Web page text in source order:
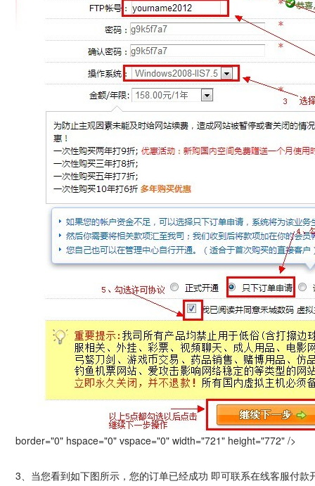
border="0" hspace="0" vspace="0" width="721" height="772" />
3、当您看到如下图所示，您的订单已经成功 即可联系在线客服付款